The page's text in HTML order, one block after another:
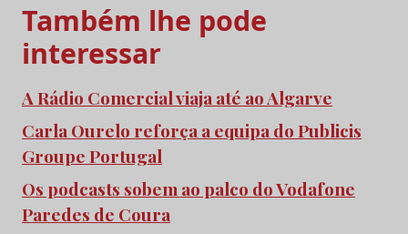
Também lhe pode
interessar
A Rádio Comercial viaja até ao Algarve
Carla Ourelo reforça a equipa do Publicis
Groupe Portugal
Os podcasts sobem ao palco do Vodafone
Paredes de Coura